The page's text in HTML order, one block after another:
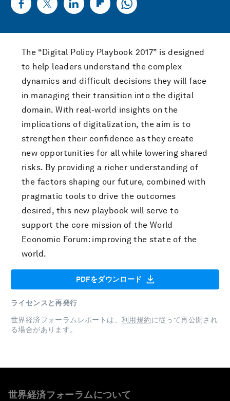
The “Digital Policy Playbook 2017” is designed
to help leaders understand the complex
dynamics and difficult decisions they will face
in managing their transition into the digital
domain. With real-world insights on the
implications of digitalization, the aim is to
strengthen their confidence as they create
new opportunities for all while lowering shared
risks. By providing a richer understanding of
the factors shaping our future, combined with
pragmatic tools to drive the outcomes
desired, this new playbook will serve to
support the core mission of the World
Economic Forum: improving the state of the
world.
PDFをダウンロード
ライセンスと再発行
世界経済フォーラムレポートは、 利用規約に従って再公開され
る場合があります。
世界経済フォーラムについて